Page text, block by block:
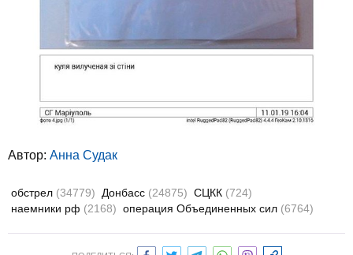
Автор: Анна Судак
обстрел (34779) Донбасс (24875) СЦКК (724)
наемники рф (2168) операция Объединенных сил (6764)